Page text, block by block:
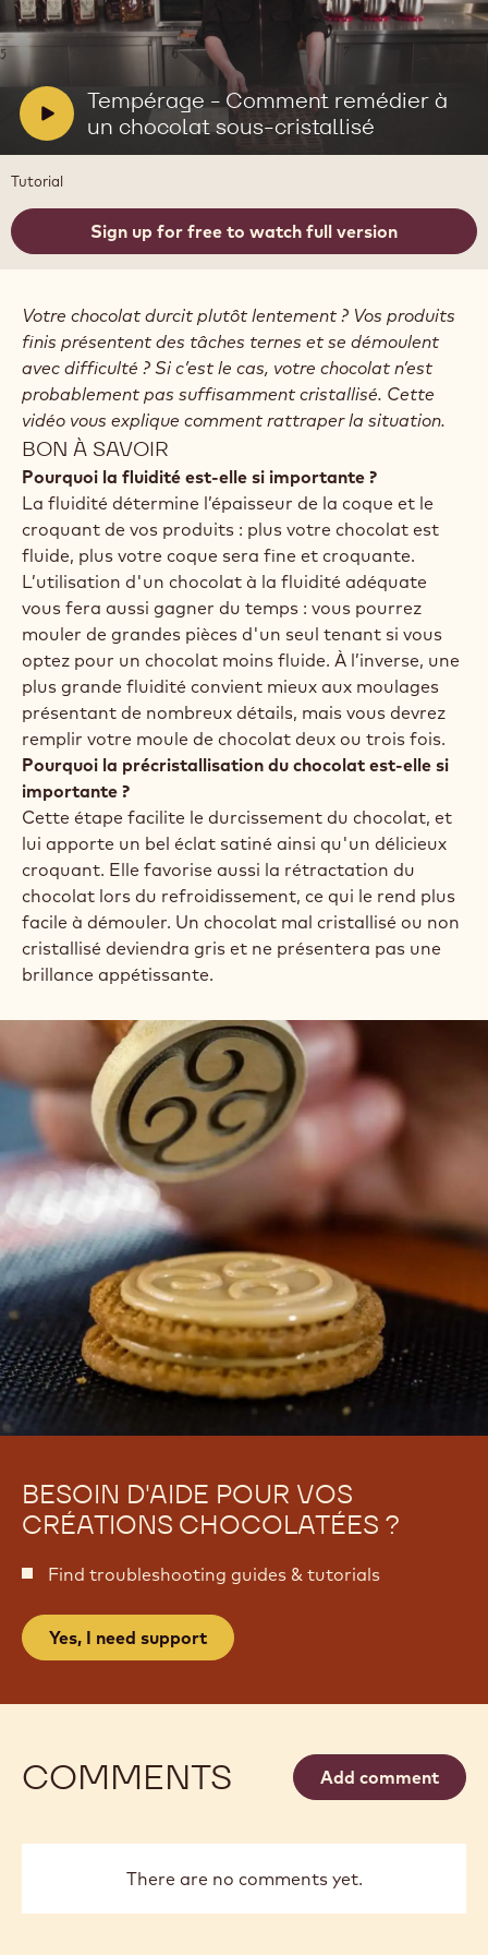
V
i
d
o
:
Tempérage - Comment remédier à
un chocolat sous-cristallisé
Lire
la
vidéo:
Tempérage
Comment
remédier
un
chocolat
sous-
cristallisé
Tutorial
Sign up for free to watch full version
Votre chocolat durcit plutôt lentement ? Vos produits
finis présentent des tâches ternes et se démoulent
avec difficulté ? Si c’est le cas, votre chocolat n’est
probablement pas suffisamment cristallisé. Cette
vidéo vous explique comment rattraper la situation.
BON À SAVOIR
Pourquoi la fluidité est-elle si importante ?
La fluidité détermine l’épaisseur de la coque et le
croquant de vos produits : plus votre chocolat est
fluide, plus votre coque sera fine et croquante.
L’utilisation d'un chocolat à la fluidité adéquate
vous fera aussi gagner du temps : vous pourrez
mouler de grandes pièces d'un seul tenant si vous
optez pour un chocolat moins fluide. À l’inverse, une
plus grande fluidité convient mieux aux moulages
présentant de nombreux détails, mais vous devrez
remplir votre moule de chocolat deux ou trois fois.
Pourquoi la précristallisation du chocolat est-elle si
importante ?
Cette étape facilite le durcissement du chocolat, et
lui apporte un bel éclat satiné ainsi qu'un délicieux
croquant. Elle favorise aussi la rétractation du
chocolat lors du refroidissement, ce qui le rend plus
facile à démouler. Un chocolat mal cristallisé ou non
cristallisé deviendra gris et ne présentera pas une
brillance appétissante.
BESOIN D'AIDE POUR VOS
CRÉATIONS CHOCOLATÉES ?
Find troubleshooting guides & tutorials
Yes, I need support
COMMENTS Add comment
There are no comments yet.